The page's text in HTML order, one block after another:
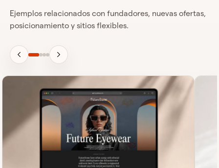
Ejemplos relacionados con fundadores, nuevas ofertas,
posicionamiento y sitios flexibles.